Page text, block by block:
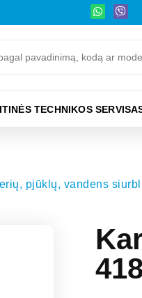
TECHNIKOS
pjūklų, vandens